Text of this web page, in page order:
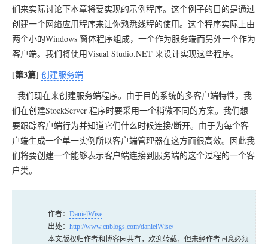
们来实际讨论下本章将要实现的示例程序。这个例子的目的是通过
创建一个网络应用程序来让你熟悉线程的使用。这个程序实际上由
两个小的Windows 窗体程序组成，一个作为服务端而另外一个作为
客户端。我们将使用Visual Studio.NET 来设计实现这些程序。
[第3篇] 创建服务端
我们现在来创建服务端程序。由于目的系统的多客户端特性，我
们在创建StockServer 程序时要采用一个稍微不同的方案。我们想
要跟踪客户端行为并知道它们什么时候连接/断开。由于为每个客
户端生成一个单一实例所以客户端管理器在这方面很高效。因此我
们将要创建一个能够表示客户端连接到服务端的这个过程的一个客
户类。
作者： DanielWise
出处： http://www.cnblogs.com/danielWise/
本文版权归作者和博客园共有，欢迎转载，但未经作者同意必须